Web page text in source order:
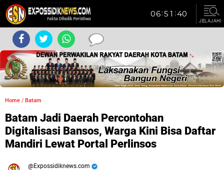
JELAJAHI
Home / Batam
Batam Jadi Daerah Percontohan
Digitalisasi Bansos, Warga Kini Bisa Daftar
Mandiri Lewat Portal Perlinsos
Expossidiknews.com